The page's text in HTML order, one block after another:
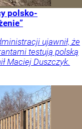
polsko-
ujawnił, że
testują polską
Maciej Duszczyk.